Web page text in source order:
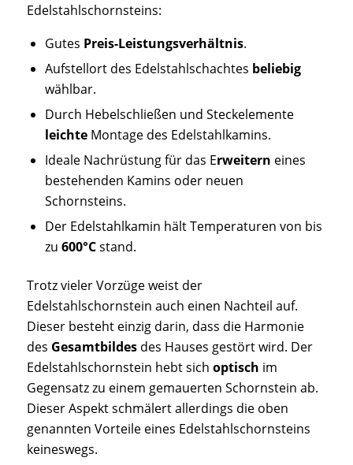
Edelstahlschornsteins:
Gutes Preis-Leistungsverhältnis.
Aufstellort des Edelstahlschachtes beliebig
wählbar.
Durch Hebelschließen und Steckelemente
leichteMontage des Edelstahlkamins.
Ideale Nachrüstung für das Erweitern eines
bestehenden Kamins oder neuen
Schornsteins.
Der Edelstahlkamin hält Temperaturen von bis
zu 600°Cstand.
Trotz vieler Vorzüge weist der
Edelstahlschornstein auch einen Nachteil auf.
Dieser besteht einzig darin, dass die Harmonie
des Gesamtbildesdes Hauses gestört wird. Der
Edelstahlschornstein hebt sich optisch im
Gegensatz zu einem gemauerten Schornstein ab.
Dieser Aspekt schmälert allerdings die oben
genannten Vorteile eines Edelstahlschornsteins
keineswegs.